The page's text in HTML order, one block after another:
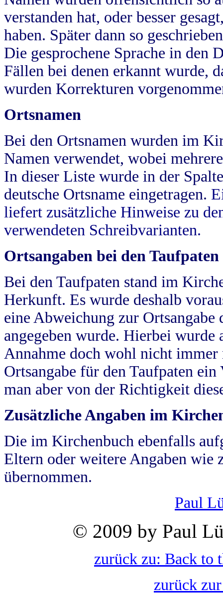
verstanden hat, oder besser
haben. Später dann so
Die gesprochene Sprache in
Fällen bei denen erkannt wurde,
wurden Korrekturen
Ortsnamen
Bei den Ortsnamen wurden im
Namen verwendet, wobei
In dieser Liste wurde in der
deutsche Ortsname eingetragen.
liefert zusätzliche Hinweise zu
verwendeten Schreibvarianten.
Ortsangaben bei den Taufpaten
Bei den Taufpaten stand im
Herkunft. Es wurde deshalb
eine Abweichung zur
angegeben wurde. Hierbei wurde
Annahme doch wohl nicht
Ortsangabe für den Taufpaten
man aber von der Richtigkeit
Zusätzliche Angaben im
Die im Kirchenbuch ebenfalls
Eltern oder weitere Angaben wie
übernommen.
Paul
© 2009 by Paul
zurück zu: Back to
zurück